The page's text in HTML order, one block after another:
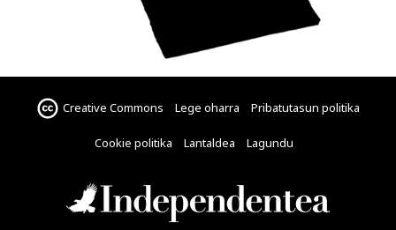
Creative Commons Lege oharra Pribatutasun politika
Cookie politika Lantaldea Lagundu